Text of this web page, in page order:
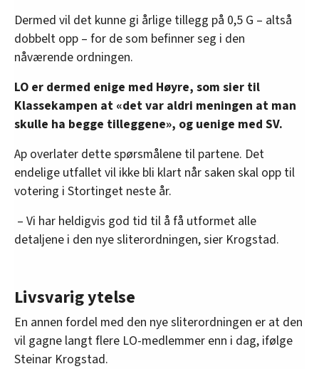
Dermed vil det kunne gi årlige tillegg på 0,5 G – altså
dobbelt opp – for de som befinner seg i den
nåværende ordningen.
LO er dermed enige med Høyre, som sier til
Klassekampen at «det var aldri meningen at man
skulle ha begge tilleggene», og uenige med SV.
Ap overlater dette spørsmålene til partene. Det
endelige utfallet vil ikke bli klart når saken skal opp til
votering i Stortinget neste år.
– Vi har heldigvis god tid til å få utformet alle
detaljene i den nye sliterordningen, sier Krogstad.
Livsvarig ytelse
En annen fordel med den nye sliterordningen er at den
vil gagne langt flere LO-medlemmer enn i dag, ifølge
Steinar Krogstad.